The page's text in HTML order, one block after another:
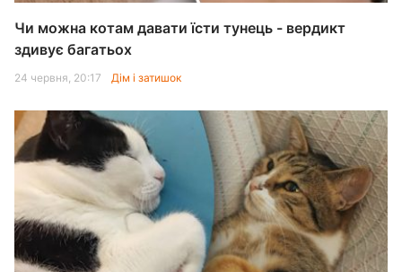
Чи можна котам давати їсти тунець - вердикт
здивує багатьох
24 червня, 20:17 Дім і затишок